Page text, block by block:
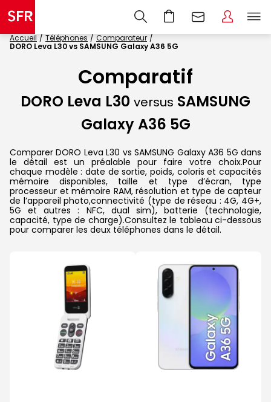
Accueil Téléphones
Comparateur
DORO Leva L30 vs SAMSUNG Galaxy A36 5G
Comparatif
DORO Leva L30 versus SAMSUNG
Galaxy A36 5G
Comparer DORO Leva L30 vs SAMSUNG Galaxy A36 5G dans
le détail est un préalable pour faire votre choix.Pour
chaque modèle : date de sortie, poids, coloris et capacités
mémoire disponibles, taille et type d’écran, type
processeur et mémoire RAM, résolution et type de capteur
de l’appareil photo,connectivité (type de réseau : 4G, 4G+,
5G et autres : NFC, dual sim), batterie (technologie,
capacité, type de charge).Consultez le tableau ci-dessous
pour comparer les deux téléphones dans le détail.